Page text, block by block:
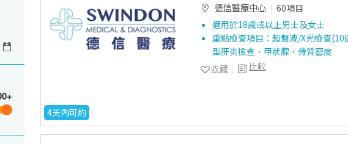
4天內可約
德信醫療中心
60項目
適用於18歲或以上男士及女士
重點檢查項目：超聲波/X光檢查
型肝炎檢查、甲狀腺、骨質密度
比較
收藏